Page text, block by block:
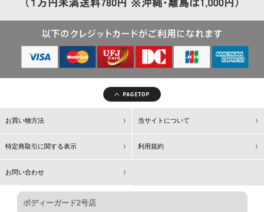
お買い物方法 当サイトについて
特定商取引に関する表示 利用規約
お問い合わせ
ボディーガード2号店